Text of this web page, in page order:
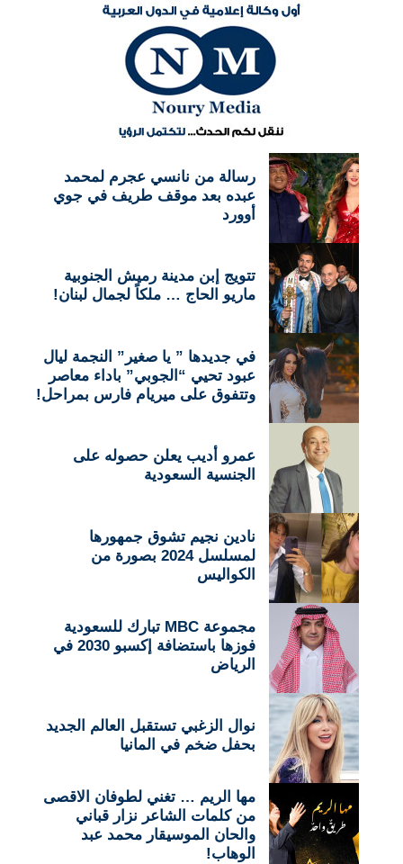
رسالة من نانسي عجرم لمحمد
عبده بعد موقف طريف في جوي
أوورد
تتويج إبن مدينة رميش الجنوبية
ماريو الحاج … ملكاً لجمال لبنان!
في جديدها ” يا صغير” النجمة ليال
عبود تحيي “الجوبي” باداء معاصر
وتتفوق على ميريام فارس بمراحل!
عمرو أديب يعلن حصوله على
الجنسية السعودية
نادين نجيم تشوق جمهورها
لمسلسل 2024 بصورة من
الكواليس
مجموعة MBC تبارك للسعودية
فوزها باستضافة إكسبو 2030 في
الرياض
نوال الزغبي تستقبل العالم الجديد
بحفل ضخم في المانيا
مها الريم … تغني لطوفان الاقصى
من كلمات الشاعر نزار قباني
والحان الموسيقار محمد عبد
الوهاب!